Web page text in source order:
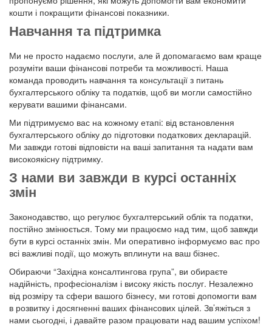
кошти і покращити фінансові показники.
Навчання та підтримка
Ми не просто надаємо послуги, але й допомагаємо вам краще
розуміти ваши фінансові потреби та можливості. Наша
команда проводить навчання та консультації з питань
бухгалтерського обліку та податків, щоб ви могли самостійно
керувати вашими фінансами.
Ми підтримуємо вас на кожному етапі: від встановлення
бухгалтерського обліку до підготовки податкових декларацій.
Ми завжди готові відповісти на ваші запитання та надати вам
високоякісну підтримку.
З нами ви завжди в курсі останніх
змін
Законодавство, що регулює бухгалтерський облік та податки,
постійно змінюється. Тому ми працюємо над тим, щоб завжди
бути в курсі останніх змін. Ми оперативно інформуємо вас про
всі важливі події, що можуть вплинути на ваш бізнес.
Обираючи “Західна консалтингова група”, ви обираєте
надійність, професіоналізм і високу якість послуг. Незалежно
від розміру та сфери вашого бізнесу, ми готові допомогти вам
в розвитку і досягненні ваших фінансових цілей. Зв’яжіться з
нами сьогодні, і давайте разом працювати над вашим успіхом!